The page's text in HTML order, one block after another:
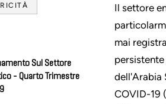
Sul Settore
- Quarto Trimestre
Il settore
mai
dell'Arabia
COVID-19